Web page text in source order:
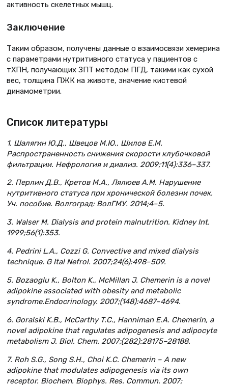
активность скелетных мышц.
Заключение
Таким образом, получены данные о взаимосвязи хемерина
с параметрами нутритивного статуса у пациентов с
тХПН, получающих ЗПТ методом ПГД, такими как сухой
вес, толщина ПЖК на животе, значение кистевой
динамометрии.
Список литературы
1. Шалягин Ю.Д., Швецов М.Ю., Шилов Е.М.
Распространенность снижения скорости клубочковой
фильтрации. Нефрология и диализ. 2009;11(4):336–337.
2. Перлин Д.В., Кретов М.А., Лялюев А.М. Нарушение
нутритивного статуса при хронической болезни почек.
Уч. пособие. Волгоград: ВолГМУ. 2014;4–5.
3. Walser M. Dialysis and protein malnutrition. Kidney Int.
1999;56(1):353.
4. Pedrini L.А., Сozzi G. Convective and mixed dialysis
technique. G Ital Nefrol. 2007;24(6):498–509.
5. Bozaoglu K., Bolton K., McMillan J. Chemerin is a novel
adipokine associated with obesity and metabolic
syndrome.Endocrinology. 2007;(148):4687–4694.
6. Goralski K.B., McCarthy T.C., Hanniman E.A. Chemerin, a
novel adipokine that regulates adipogenesis and adipocyte
metabolism J. Biol. Chem. 2007;(282):28175–28188.
7. Roh S.G., Song S.H., Choi K.C. Chemerin – A new
adipokine that modulates adipogenesis via its own
receptor. Biochem. Biophys. Res. Commun. 2007;